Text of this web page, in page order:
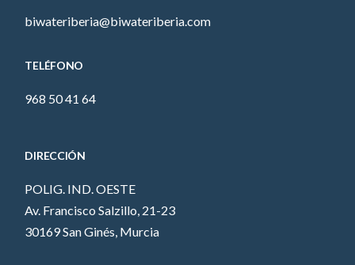
biwateriberia@biwateriberia.com
TELÉFONO
968 50 41 64
DIRECCIÓN
POLIG. IND. OESTE
Av. Francisco Salzillo, 21-23
30169 San Ginés, Murcia